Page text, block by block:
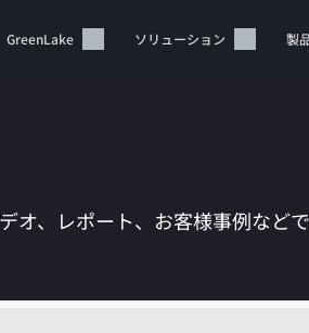
GreenLake ソリューション 製
カートは空で
、レポート、お客様事例など